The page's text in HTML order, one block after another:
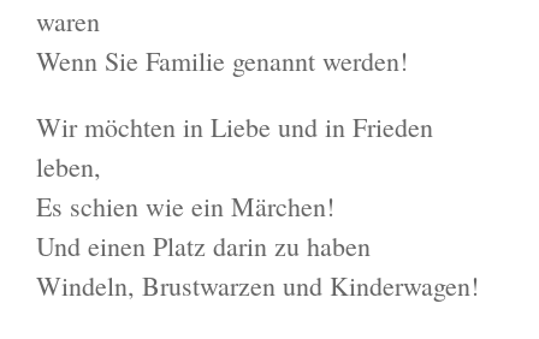
waren
Wenn Sie Familie genannt werden!
Wir möchten in Liebe und in Frieden
leben,
Es schien wie ein Märchen!
Und einen Platz darin zu haben
Windeln, Brustwarzen und Kinderwagen!